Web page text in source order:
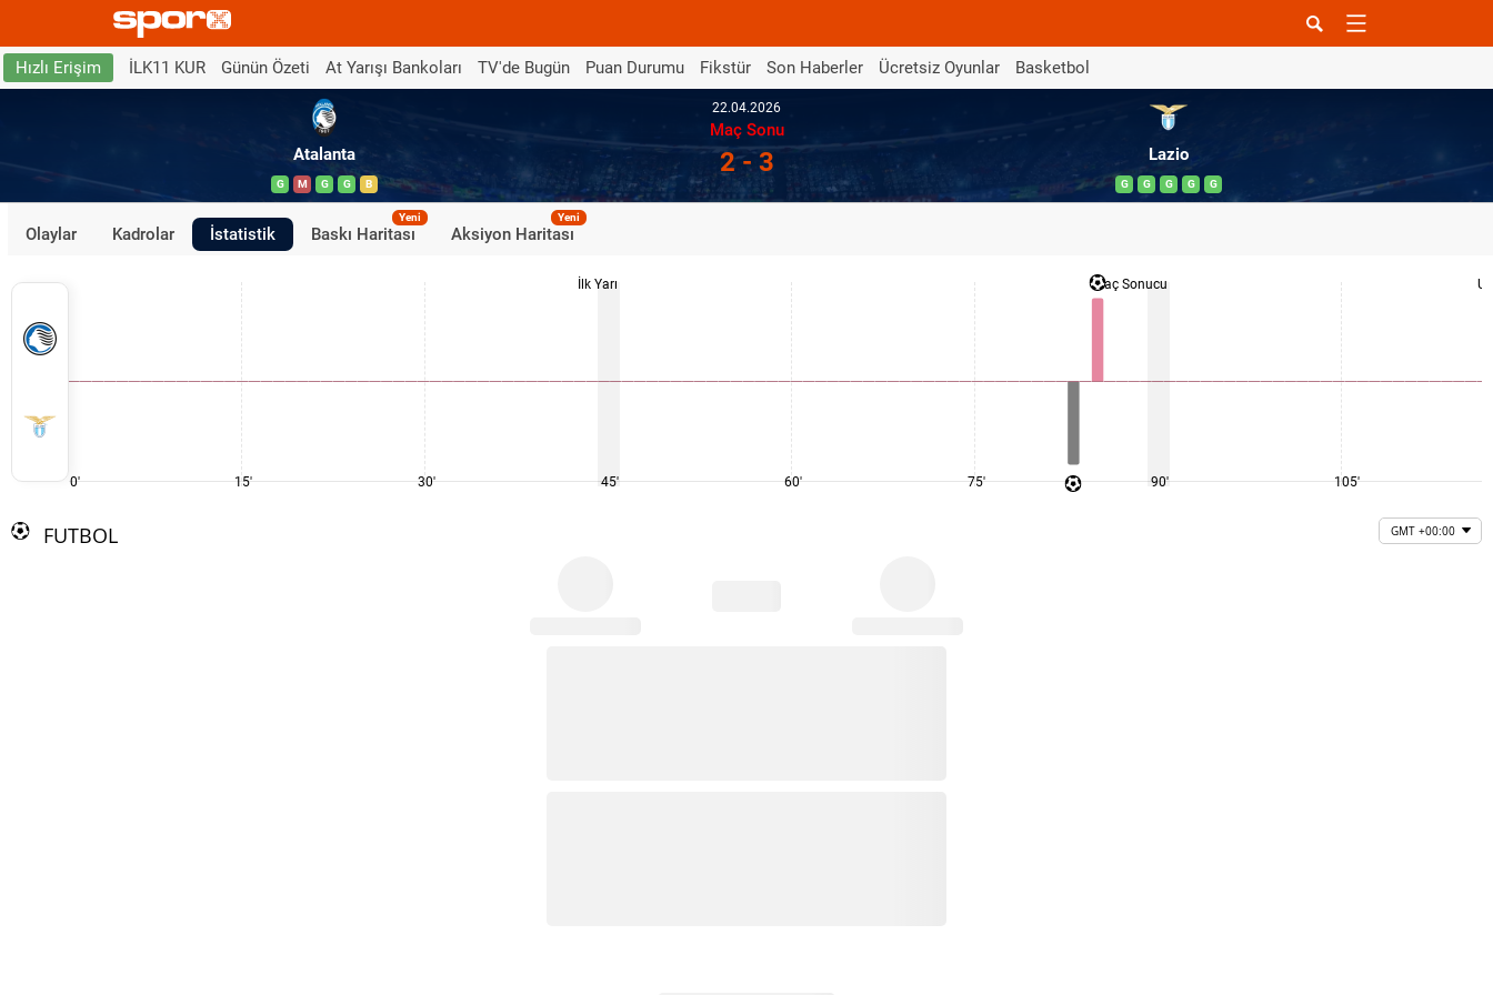
Hızlı Erişim İLK11 KUR Günün Özeti At Yarışı Bankoları TV'de Bugün Puan Durumu Fikstür Son Haberler Ücretsiz Oyunlar Basketbol
Atalanta
G M G G B
22.04.2026
Maç Sonu
2 - 3 Lazio
G G G G G
Olaylar Kadrolar İstatistik Baskı Haritası
Yeni
Aksiyon Haritası
Yeni
0' 15' 30'
İlk Yarı
45' 60' 75'
Maç Sonucu
90' 105'
FUTBOL GMT +00:00